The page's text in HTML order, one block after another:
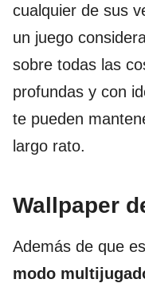
cualquier de sus
un juego
sobre todas las
profundas y con
te pueden
largo rato.
Wallpaper
Además de que
modo